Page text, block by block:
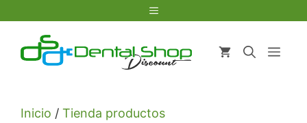
contenido
Menú
Inicio / Tienda productos